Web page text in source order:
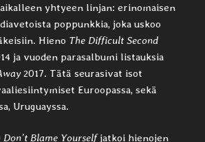
yhtyeen linjan: erinomaisen
poppunkkia, joka uskoo
Hieno The Difficult Second
ja vuoden parasalbumi listauksia
2017. Tätä seurasivat isot
Euroopassa, sekä
Uruguayssa.
Don’t Blame Yourselfjatkoi hienojen